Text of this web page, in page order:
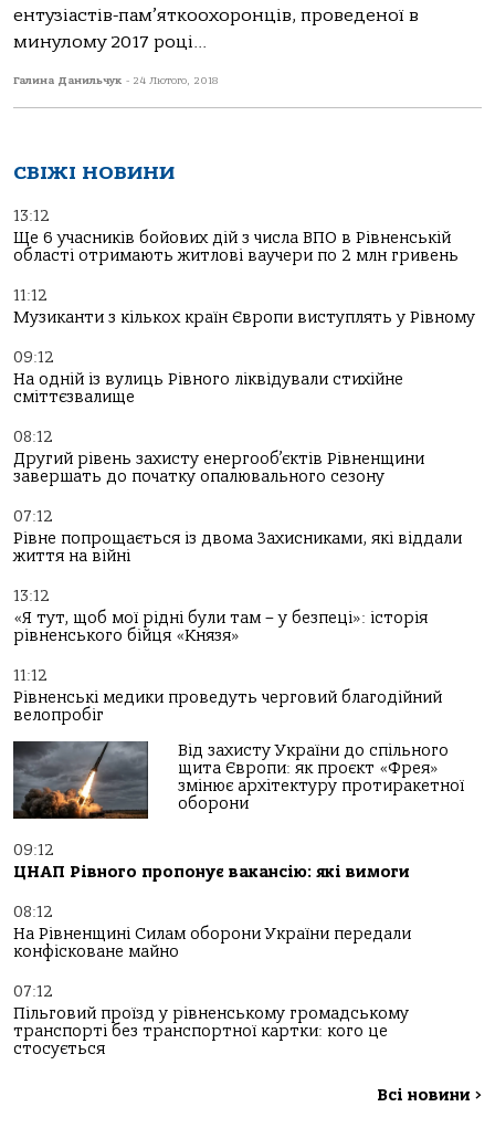
ентузіастів-пам’яткоохоронців, проведеної в
минулому 2017 році...
Галина Данильчук - 24 Лютого, 2018
СВІЖІ НОВИНИ
13:12
Ще 6 учасників бойових дій з числа ВПО в Рівненській
області отримають житлові ваучери по 2 млн гривень
11:12
Музиканти з кількох країн Європи виступлять у Рівному
09:12
На одній із вулиць Рівного ліквідували стихійне
сміттєзвалище
08:12
Другий рівень захисту енергооб’єктів Рівненщини
завершать до початку опалювального сезону
07:12
Рівне попрощається із двома Захисниками, які віддали
життя на війні
13:12
«Я тут, щоб мої рідні були там – у безпеці»: історія
рівненського бійця «Князя»
11:12
Рівненські медики проведуть черговий благодійний
велопробіг
Від захисту України до спільного
щита Європи: як проєкт «Фрея»
змінює архітектуру протиракетної
оборони
09:12
ЦНАП Рівного пропонує вакансію: які вимоги
08:12
На Рівненщині Силам оборони України передали
конфісковане майно
07:12
Пільговий проїзд у рівненському громадському
транспорті без транспортної картки: кого це
стосується
Всі новини >